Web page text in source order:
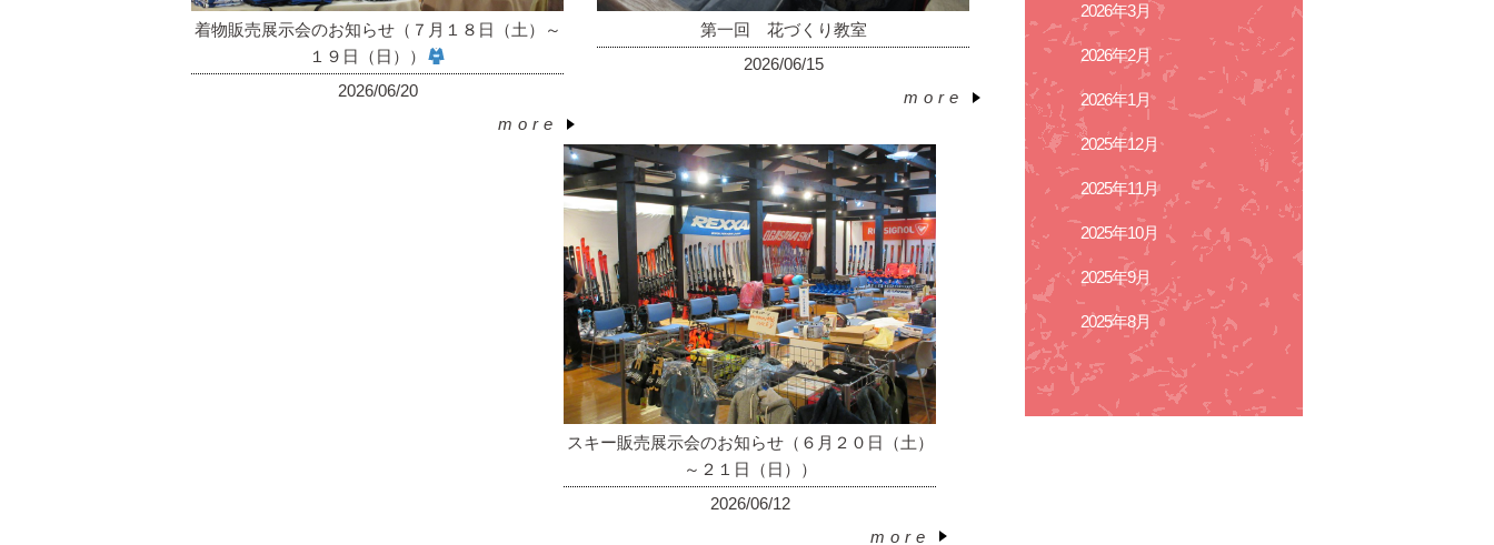
着物販売展示会のお知らせ（７月１８日（土）～
１９日（日））
2026/06/20
more
第一回 花づくり教室
2026/06/15
more
スキー販売展示会のお知らせ（６月２０日（土）
～２１日（日））
2026/06/12
more
2026年3月
2026年2月
2026年1月
2025年12月
2025年11月
2025年10月
2025年9月
2025年8月